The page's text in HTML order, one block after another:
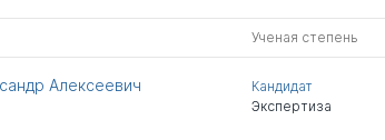
Ученая степень
Алексеевич
Кандидат
Экспертиза